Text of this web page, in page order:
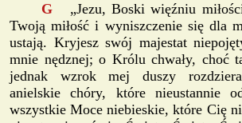
G „Jezu, Boski więźniu
Twoją miłość i wyniszczenie się dla
ustają. Kryjesz swój majestat
mnie nędznej; o Królu chwały, choć
jednak wzrok mej duszy
anielskie chóry, które nieustannie
wszystkie Moce niebieskie, które Cię